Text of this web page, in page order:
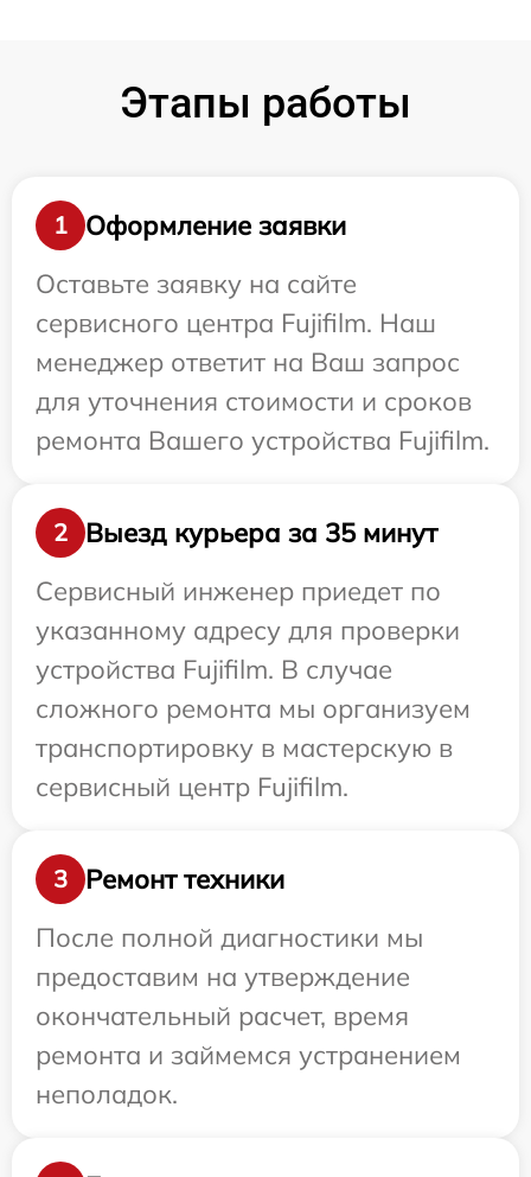
Этапы работы
1
Оформление заявки
Оставьте заявку на сайте
сервисного центра Fujifilm. Наш
менеджер ответит на Ваш запрос
для уточнения стоимости и сроков
ремонта Вашего устройства Fujifilm.
2
Выезд курьера за 35 минут
Сервисный инженер приедет по
указанному адресу для проверки
устройства Fujifilm. В случае
сложного ремонта мы организуем
транспортировку в мастерскую в
сервисный центр Fujifilm.
3
Ремонт техники
После полной диагностики мы
предоставим на утверждение
окончательный расчет, время
ремонта и займемся устранением
неполадок.